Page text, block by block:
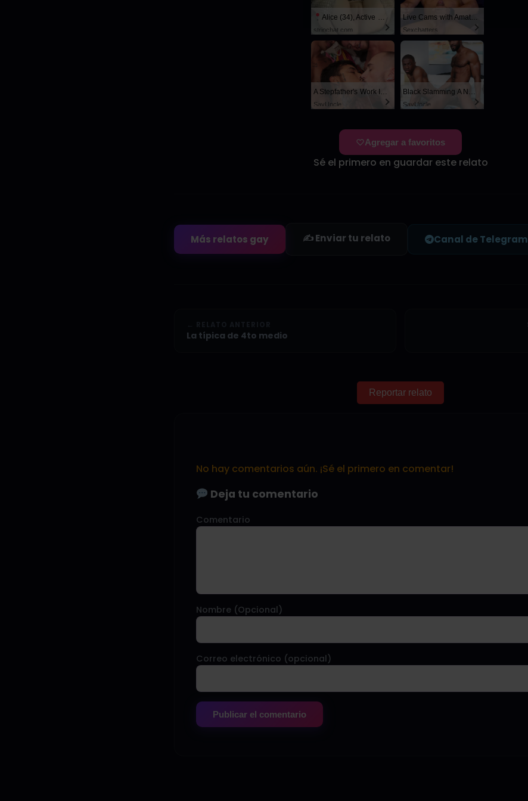
Alice (34), Active Now Near Columbus
stripchat.com Sexchatters
SayUncle SayUncle
Agregar a favoritos
Sé el primero en guardar este relato
Más relatos gay ✍️ Enviar tu relato Canal de Telegram
La típica de 4to medio
Reportar relato
No hay comentarios aún. ¡Sé el primero en comentar!
Deja tu comentario
Comentario
Nombre (Opcional)
Correo electrónico (opcional)